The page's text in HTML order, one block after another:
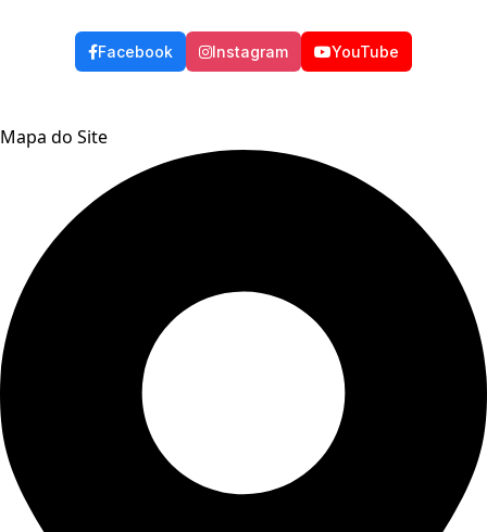
Facebook Instagram YouTube
Mapa do Site